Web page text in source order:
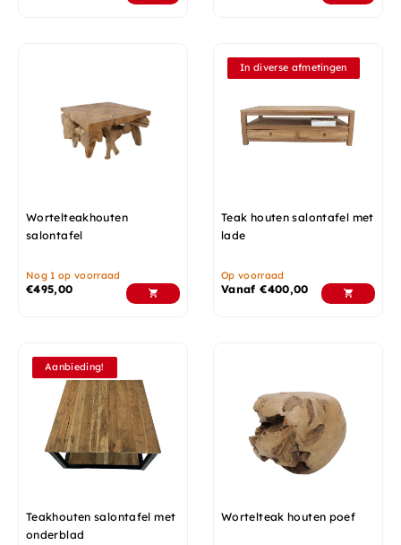
Wortelteakhouten
salontafel
Nog 1 op voorraad
€495,00
In diverse afmetingen
Teak houten salontafel met
lade
Op voorraad
Vanaf€400,00
Aanbieding!
Teakhouten salontafel met
onderblad
Wortelteak houten poef